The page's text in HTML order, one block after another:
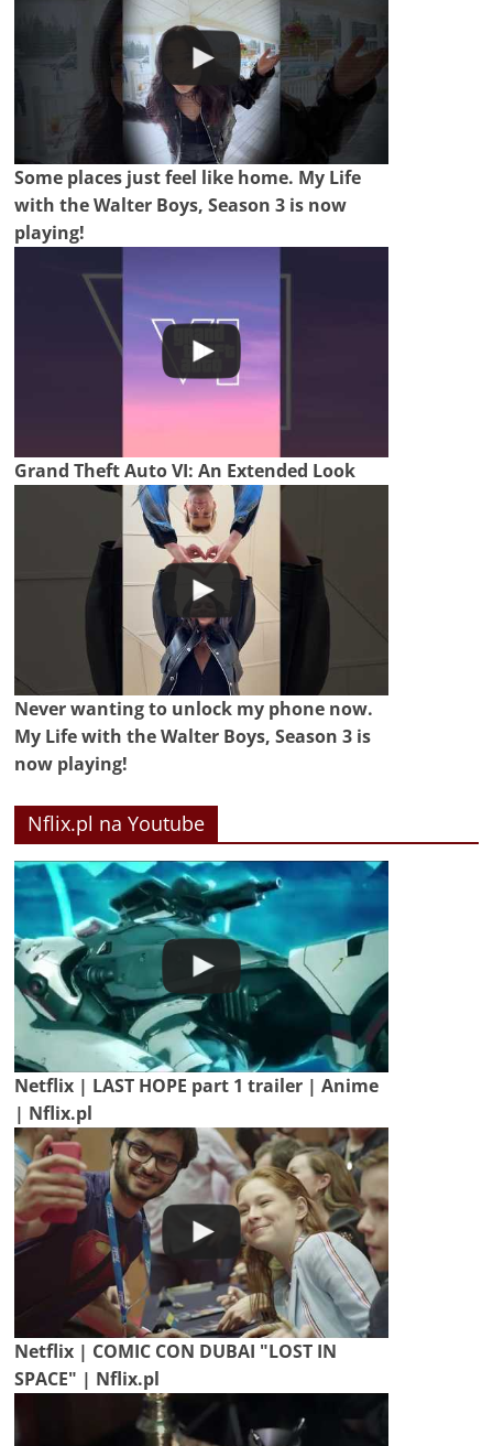
Some places just feel like home. My Life
with the Walter Boys, Season 3 is now
playing!
Grand Theft Auto VI: An Extended Look
Never wanting to unlock my phone now.
My Life with the Walter Boys, Season 3 is
now playing!
Nflix.pl na Youtube
Netflix | LAST HOPE part 1 trailer | Anime
| Nflix.pl
Netflix | COMIC CON DUBAI "LOST IN
SPACE" | Nflix.pl